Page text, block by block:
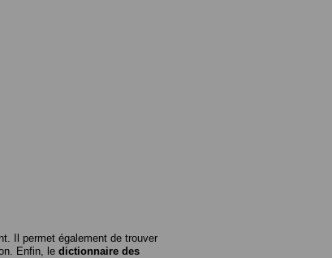
Il permet également de trouver
Enfin, le dictionnaire des